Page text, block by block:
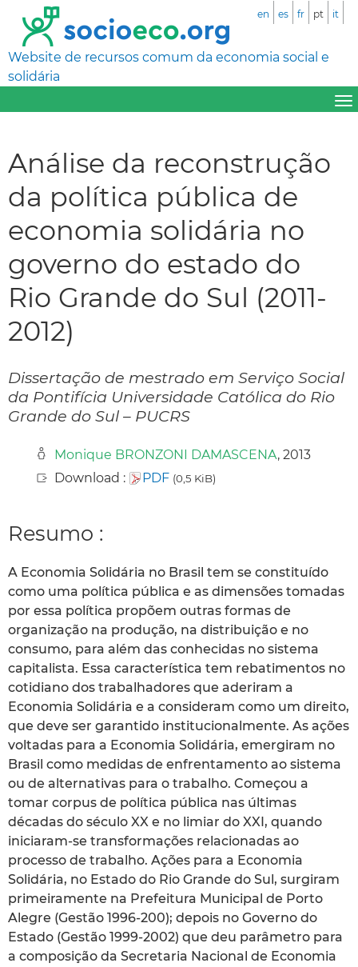
Website de recursos comum da economia social e
solidária
en es fr pt it
Análise da reconstrução
da política pública de
economia solidária no
governo do estado do
Rio Grande do Sul (2011-
2012)
Dissertação de mestrado em Serviço Social
da Pontifícia Universidade Católica do Rio
Grande do Sul – PUCRS
Monique BRONZONI DAMASCENA, 2013
Download :
PDF (0,5 KiB)
Resumo :
A Economia Solidária no Brasil tem se constituído
como uma política pública e as dimensões tomadas
por essa política propõem outras formas de
organização na produção, na distribuição e no
consumo, para além das conhecidas no sistema
capitalista. Essa característica tem rebatimentos no
cotidiano dos trabalhadores que aderiram a
Economia Solidária e a consideram como um direito,
que deve ser garantido institucionalmente. As ações
voltadas para a Economia Solidária, emergiram no
Brasil como medidas de enfrentamento ao sistema
ou de alternativas para o trabalho. Começou a
tomar corpus de política pública nas últimas
décadas do século XX e no limiar do XXI, quando
iniciaram-se transformações relacionadas ao
processo de trabalho. Ações para a Economia
Solidária, no Estado do Rio Grande do Sul, surgiram
primeiramente na Prefeitura Municipal de Porto
Alegre (Gestão 1996-200); depois no Governo do
Estado (Gestão 1999-2002) que deu parâmetro para
a composição da Secretaria Nacional de Economia